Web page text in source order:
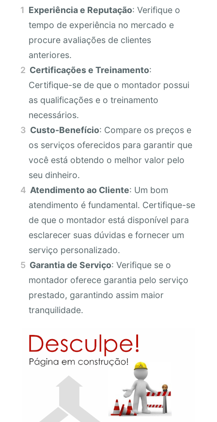
Experiência e Reputação: Verifique o
tempo de experiência no mercado e
procure avaliações de clientes
anteriores.
Certificações e Treinamento:
Certifique-se de que o montador possui
as qualificações e o treinamento
necessários.
Custo-Benefício: Compare os preços e
os serviços oferecidos para garantir que
você está obtendo o melhor valor pelo
seu dinheiro.
Atendimento ao Cliente: Um bom
atendimento é fundamental. Certifique-se
de que o montador está disponível para
esclarecer suas dúvidas e fornecer um
serviço personalizado.
Garantia de Serviço: Verifique se o
montador oferece garantia pelo serviço
prestado, garantindo assim maior
tranquilidade.